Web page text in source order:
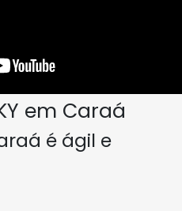
em Caraá
é ágil e